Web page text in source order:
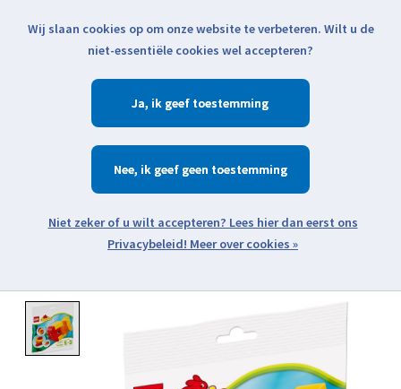
Klik voor actuele verzendinformatie...
Verlanglijst
Zoeken
Open webshop menu
Wij slaan cookies op om onze website te verbeteren. Wilt u de
niet-essentiële cookies wel accepteren?
Ja
Nee
Meer over cookies »